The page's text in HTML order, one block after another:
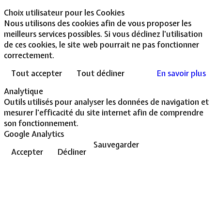
Choix utilisateur pour les Cookies
Nous utilisons des cookies afin de vous proposer les
meilleurs services possibles. Si vous déclinez l'utilisation
de ces cookies, le site web pourrait ne pas fonctionner
correctement.
Tout accepter
Tout décliner
En savoir plus
Analytique
Outils utilisés pour analyser les données de navigation et
mesurer l'efficacité du site internet afin de comprendre
son fonctionnement.
Google Analytics
Accepter
Décliner
Sauvegarder